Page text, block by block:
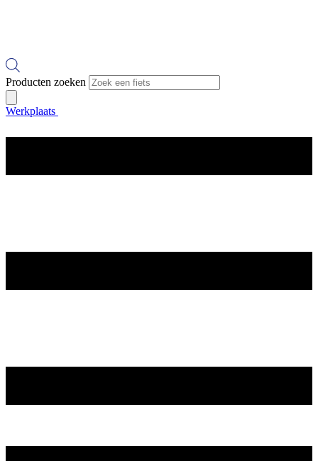
Producten zoeken
Werkplaats